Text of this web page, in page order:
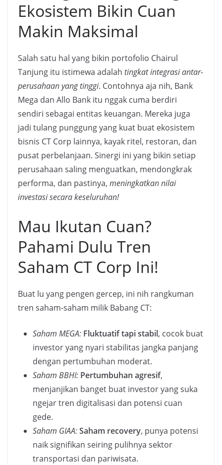
Ekosistem Bikin Cuan
Makin Maksimal
Salah satu hal yang bikin portofolio Chairul
Tanjung itu istimewa adalah tingkat integrasi antar-
perusahaan yang tinggi. Contohnya aja nih, Bank
Mega dan Allo Bank itu nggak cuma berdiri
sendiri sebagai entitas keuangan. Mereka juga
jadi tulang punggung yang kuat buat ekosistem
bisnis CT Corp lainnya, kayak ritel, restoran, dan
pusat perbelanjaan. Sinergi ini yang bikin setiap
perusahaan saling menguatkan, mendongkrak
performa, dan pastinya, meningkatkan nilai
investasi secara keseluruhan!
Mau Ikutan Cuan?
Pahami Dulu Tren
Saham CT Corp Ini!
Buat lu yang pengen gercep, ini nih rangkuman
tren saham-saham milik Babang CT:
Saham MEGA: Fluktuatif tapi stabil, cocok buat
investor yang nyari stabilitas jangka panjang
dengan pertumbuhan moderat.
Saham BBHI: Pertumbuhan agresif,
menjanjikan banget buat investor yang suka
ngejar tren digitalisasi dan potensi cuan
gede.
Saham GIAA:Saham recovery, punya potensi
naik signifikan seiring pulihnya sektor
transportasi dan pariwisata.